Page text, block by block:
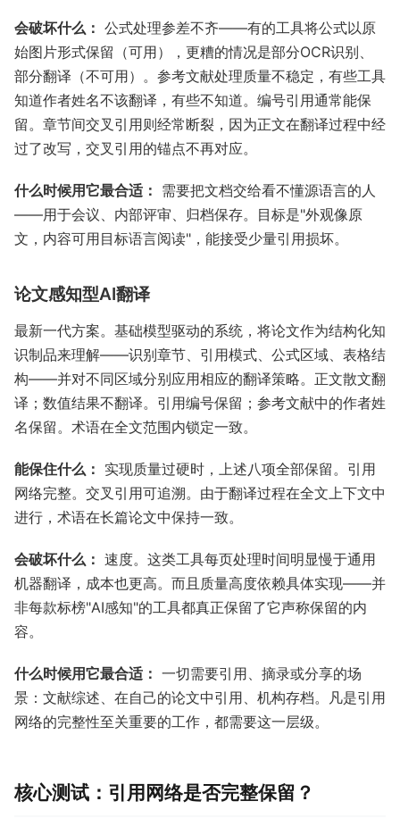
会破坏什么： 公式处理参差不齐——有的工具将公式以原
始图片形式保留（可用），更糟的情况是部分OCR识别、
部分翻译（不可用）。参考文献处理质量不稳定，有些工具
知道作者姓名不该翻译，有些不知道。编号引用通常能保
留。章节间交叉引用则经常断裂，因为正文在翻译过程中经
过了改写，交叉引用的锚点不再对应。
什么时候用它最合适： 需要把文档交给看不懂源语言的人
——用于会议、内部评审、归档保存。目标是"外观像原
文，内容可用目标语言阅读"，能接受少量引用损坏。
论文感知型AI翻译
最新一代方案。基础模型驱动的系统，将论文作为结构化知
识制品来理解——识别章节、引用模式、公式区域、表格结
构——并对不同区域分别应用相应的翻译策略。正文散文翻
译；数值结果不翻译。引用编号保留；参考文献中的作者姓
名保留。术语在全文范围内锁定一致。
能保住什么： 实现质量过硬时，上述八项全部保留。引用
网络完整。交叉引用可追溯。由于翻译过程在全文上下文中
进行，术语在长篇论文中保持一致。
会破坏什么： 速度。这类工具每页处理时间明显慢于通用
机器翻译，成本也更高。而且质量高度依赖具体实现——并
非每款标榜"AI感知"的工具都真正保留了它声称保留的内
容。
什么时候用它最合适： 一切需要引用、摘录或分享的场
景：文献综述、在自己的论文中引用、机构存档。凡是引用
网络的完整性至关重要的工作，都需要这一层级。
核心测试：引用网络是否完整保留？